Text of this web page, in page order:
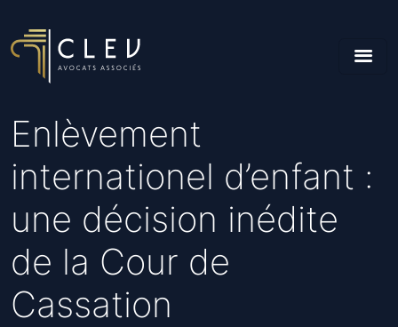
Enlèvement
internationel d’enfant :
une décision inédite
de la Cour de
Cassation